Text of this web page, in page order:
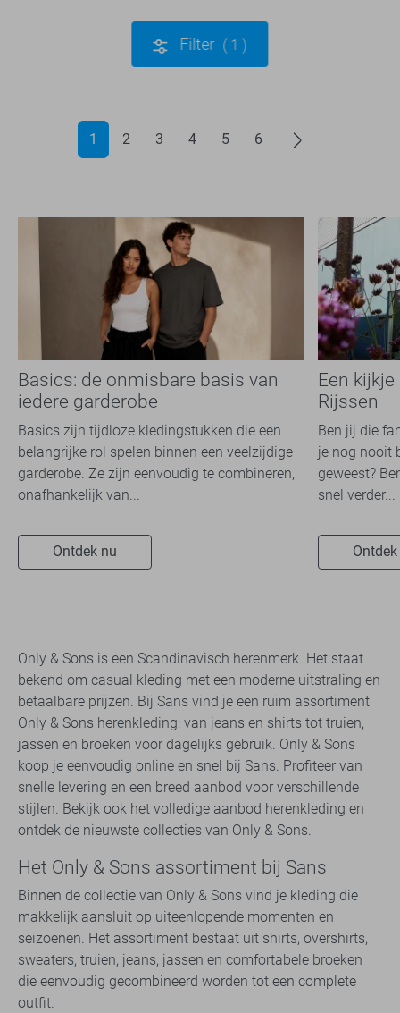
Filter 1
1 2 3 4 5 6
Basics: de onmisbare basis van
iedere garderobe
Basics zijn tijdloze kledingstukken die een
belangrijke rol spelen binnen een veelzijdige
garderobe. Ze zijn eenvoudig te combineren,
onafhankelijk van...
Ontdek nu
Een
Rijssen
Ben jij die
je nog nooit
geweest?
snel verder...
Only & Sons is een Scandinavisch herenmerk. Het staat
bekend om casual kleding met een moderne uitstraling en
betaalbare prijzen. Bij Sans vind je een ruim assortiment
Only & Sons herenkleding: van jeans en shirts tot truien,
jassen en broeken voor dagelijks gebruik. Only & Sons
koop je eenvoudig online en snel bij Sans. Profiteer van
snelle levering en een breed aanbod voor verschillende
stijlen. Bekijk ook het volledige aanbod herenkleding en
ontdek de nieuwste collecties van Only & Sons.
Het Only & Sons assortiment bij Sans
Binnen de collectie van Only & Sons vind je kleding die
makkelijk aansluit op uiteenlopende momenten en
seizoenen. Het assortiment bestaat uit shirts, overshirts,
sweaters, truien, jeans, jassen en comfortabele broeken
die eenvoudig gecombineerd worden tot een complete
outfit.